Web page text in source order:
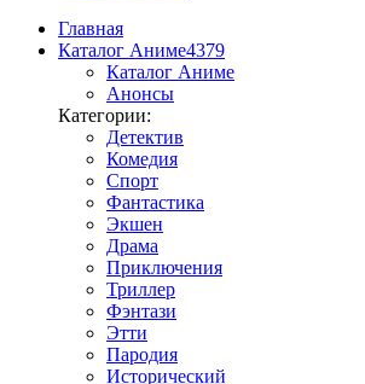
Главная
Каталог Аниме4379
Каталог Аниме
Анонсы
Категории:
Детектив
Комедия
Спорт
Фантастика
Экшен
Драма
Приключения
Триллер
Фэнтази
Этти
Пародия
Исторический